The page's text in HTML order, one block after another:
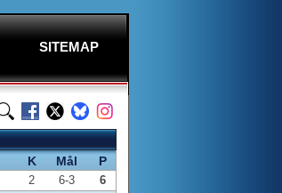
SITEMAP
K
Mål P
2 6-3
6